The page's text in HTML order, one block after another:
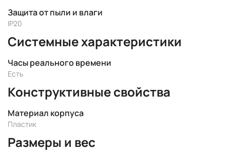
Защита от пыли и влаги
IP20
Системные характеристики
Часы реального времени
Есть
Конструктивные свойства
Материал корпуса
Пластик
Размеры и вес